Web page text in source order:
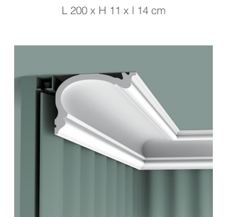
L 200 x H 11 x l 14 cm